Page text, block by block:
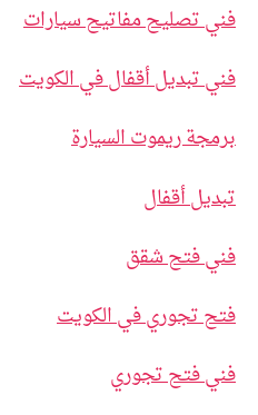
فني تصليح مفاتيح سيارات
فني تبديل أقفال في الكويت
برمجة ريموت السيارة
تبديل أقفال
فني فتح شقق
فتح تجوري في الكويت
فني فتح تجوري